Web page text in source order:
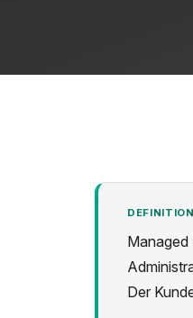
DEFINITION
Managed
Der